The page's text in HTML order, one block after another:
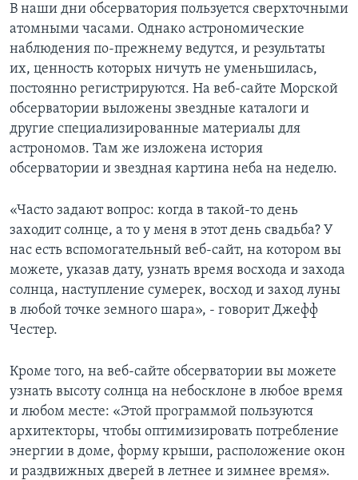
В наши дни обсерватория пользуется сверхточными
атомными часами. Однако астрономические
наблюдения по-прежнему ведутся, и результаты
их, ценность которых ничуть не уменьшилась,
постоянно регистрируются. На веб-сайте Морской
обсерватории выложены звездные каталоги и
другие специализированные материалы для
астрономов. Там же изложена история
обсерватории и звездная картина неба на неделю.
«Часто задают вопрос: когда в такой-то день
заходит солнце, а то у меня в этот день свадьба? У
нас есть вспомогательный веб-сайт, на котором вы
можете, указав дату, узнать время восхода и захода
солнца, наступление сумерек, восход и заход луны
в любой точке земного шара», - говорит Джефф
Честер.
Кроме того, на веб-сайте обсерватории вы можете
узнать высоту солнца на небосклоне в любое время
и любом месте: «Этой программой пользуются
архитекторы, чтобы оптимизировать потребление
энергии в доме, форму крыши, расположение окон
и раздвижных дверей в летнее и зимнее время».